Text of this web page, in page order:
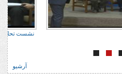
شامات
آرشیو